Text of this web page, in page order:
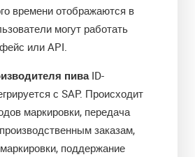
времени отображаются в
могут работать
или API.
пиваID-
с SAP. Происходит
маркировки, передача
заказам,
поддержание